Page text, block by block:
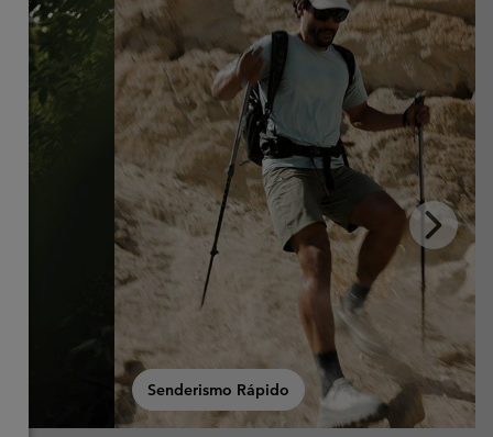
Next
Slide
Senderismo